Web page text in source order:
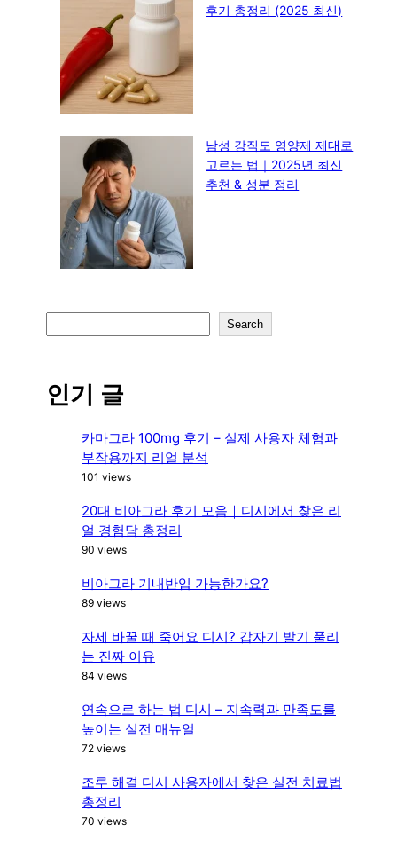
후기 총정리 (2025 최신)
남성 강직도 영양제 제대로
고르는 법｜2025년 최신
추천 & 성분 정리
e
c
Search
인기 글
카마그라 100mg 후기 – 실제 사용자 체험과
부작용까지 리얼 분석
101 views
20대 비아그라 후기 모음｜디시에서 찾은 리
얼 경험담 총정리
90 views
비아그라 기내반입 가능한가요?
89 views
자세 바꿀 때 죽어요 디시? 갑자기 발기 풀리
는 진짜 이유
84 views
연속으로 하는 법 디시 – 지속력과 만족도를
높이는 실전 매뉴얼
72 views
조루 해결 디시 사용자에서 찾은 실전 치료법
총정리
70 views